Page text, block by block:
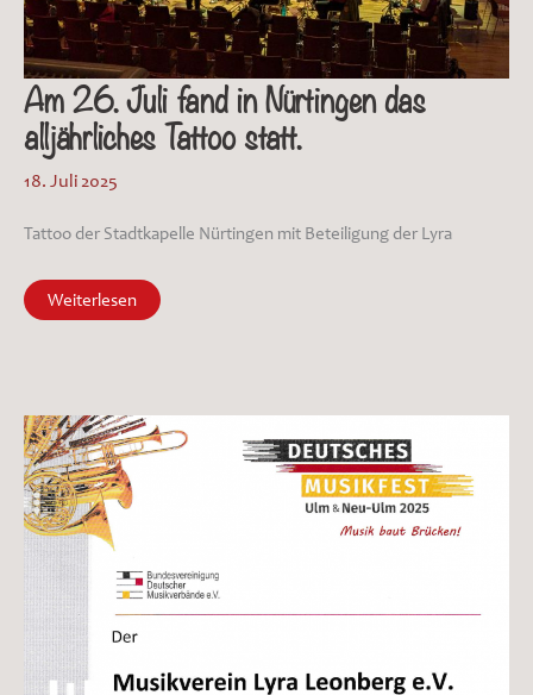
Am 26. Juli fand in Nürtingen das
alljährliches Tattoo statt.
18. Juli 2025
Tattoo der Stadtkapelle Nürtingen mit Beteiligung der Lyra
Am
26.
alljährliches
Tattoo
statt.
Weiterlesen